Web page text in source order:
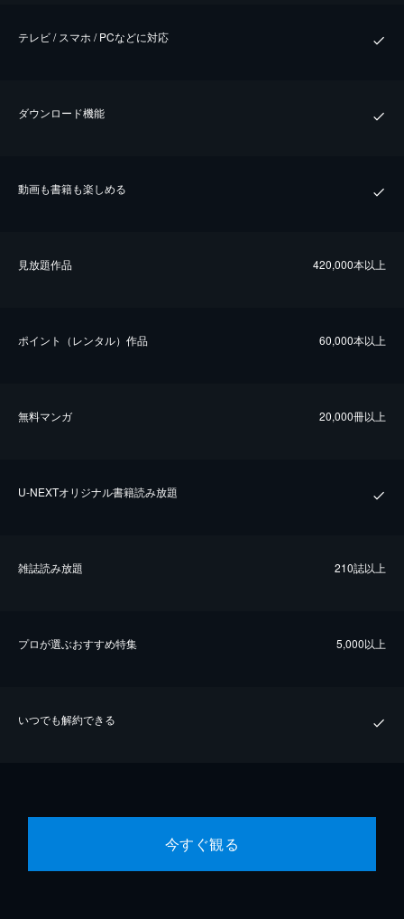
テレビ / スマホ / PCなどに対応
ダウンロード機能
動画も書籍も楽しめる
⾒放題作品 420,000本以上
ポイント（レンタル）作品 60,000本以上
無料マンガ 20,000冊以上
U-NEXTオリジナル書籍読み放題
雑誌読み放題 210誌以上
プロが選ぶおすすめ特集 5,000以上
いつでも解約できる
今すぐ観る